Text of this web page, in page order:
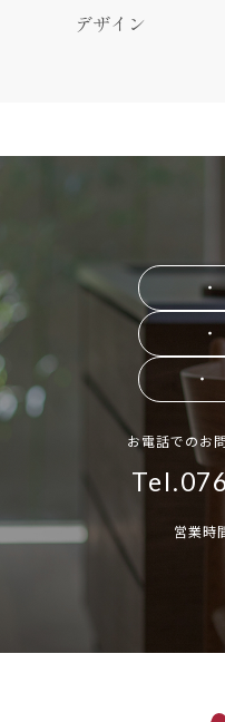
デザイン
・
お電話でのお
営業